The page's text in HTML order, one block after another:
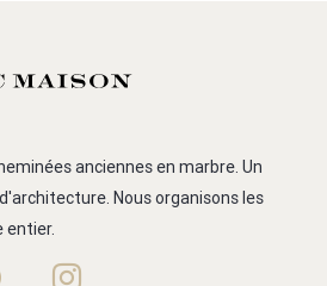
anciennes en marbre. Un
Nous organisons les
entier.